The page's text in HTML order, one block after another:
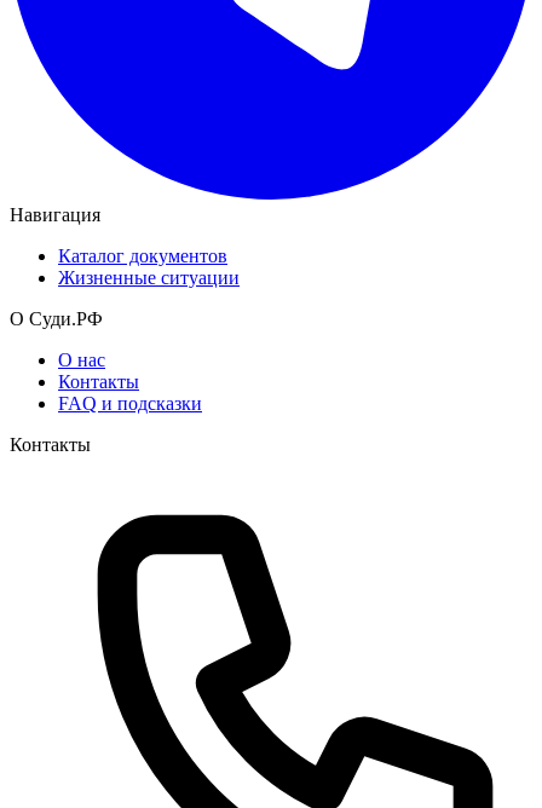
Навигация
Каталог документов
Жизненные ситуации
О Суди.РФ
О нас
Контакты
FAQ и подсказки
Контакты